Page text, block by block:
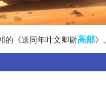
的《送同年叶文卿尉高邮》。